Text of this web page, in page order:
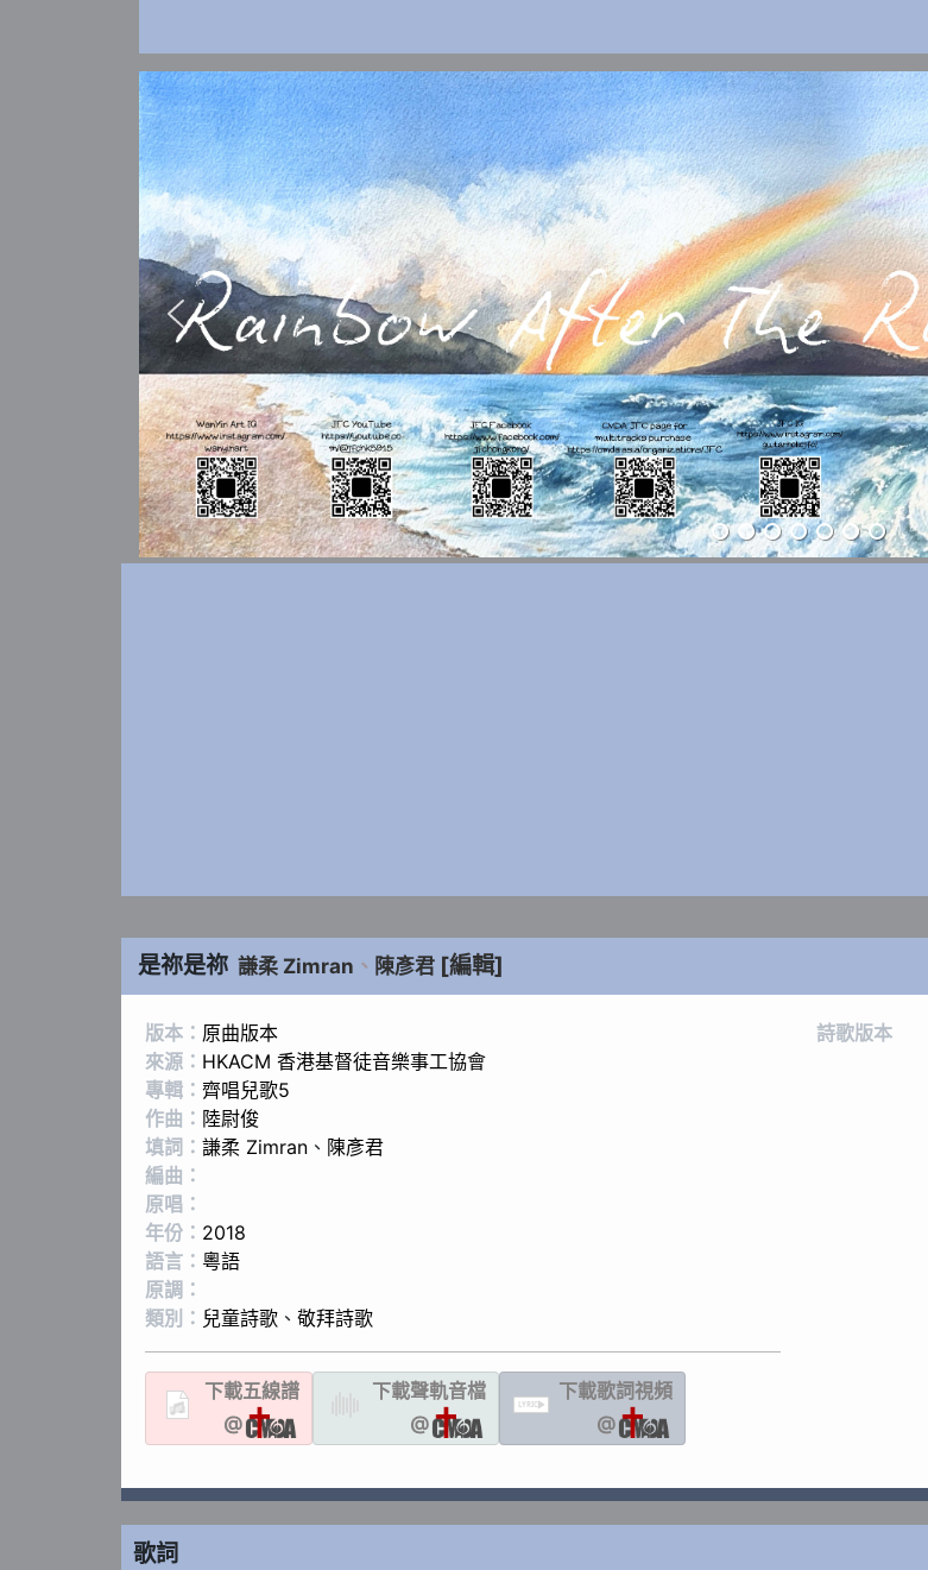
是祢是祢 謙柔 Zimran 、 陳彥君 [編輯]
版本： 原曲版本
來源： HKACM 香港基督徒音樂事工協會
專輯： 齊唱兒歌5
作曲： 陸尉俊
填詞： 謙柔 Zimran 、 陳彥君
編曲：
原唱：
年份： 2018
語言： 粵語
原調：
類別： 兒童詩歌 、 敬拜詩歌
下載五線譜
@
下載聲軌音檔
@
LYRIC
下載歌詞視頻
@
詩歌版本
歌詞